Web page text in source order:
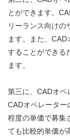
とができます。
リーランス向けの
ます。また、
することができる
ます。
第三に、CADオペ
CADオペレーター
程度の単価で募集
ても比較的単価が